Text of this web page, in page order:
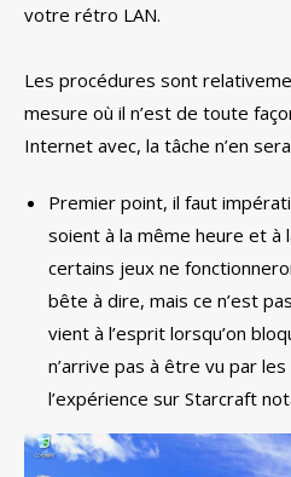
votre rétro LAN.
Les procédures sont
mesure où il n’est de toute
Internet avec, la tâche n’en
Premier point, il faut
soient à la même heure et à
certains jeux ne
bête à dire, mais ce n’est
vient à l’esprit lorsqu’on
n’arrive pas à être vu par les
l’expérience sur Starcraft